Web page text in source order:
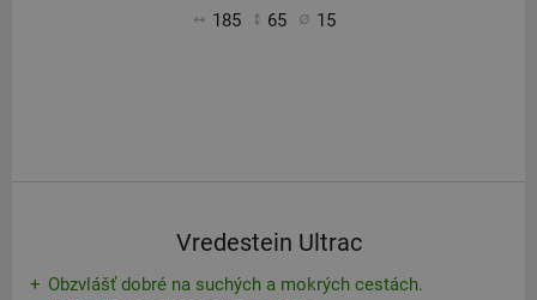
185 65 15
Vredestein Ultrac
Obzvlášť dobré na suchých a mokrých cestách.